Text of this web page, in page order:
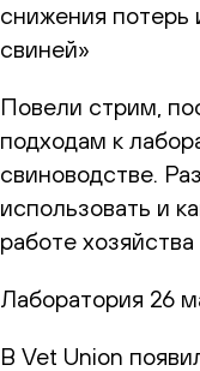
снижения потерь
свиней»
Повели стрим,
подходам к
свиноводстве.
использовать и
работе хозяйства
Лаборатория 26
В Vet Union